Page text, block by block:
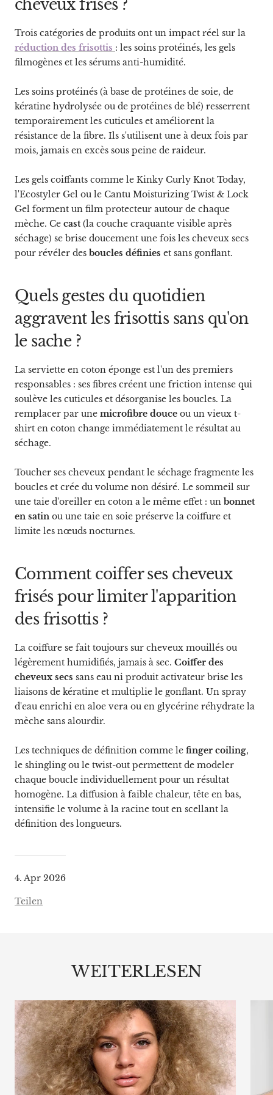
4. Apr 2026
Teilen
cheveux frisés ?
Trois catégories de produits ont un impact réel sur la
réduction des frisottis : les soins protéinés, les gels
filmogènes et les sérums anti-humidité.
Les soins protéinés (à base de protéines de soie, de
kératine hydrolysée ou de protéines de blé) resserrent
temporairement les cuticules et améliorent la
résistance de la fibre. Ils s'utilisent une à deux fois par
mois, jamais en excès sous peine de raideur.
Les gels coiffants comme le Kinky Curly Knot Today,
l'Ecostyler Gel ou le Cantu Moisturizing Twist & Lock
Gel forment un film protecteur autour de chaque
mèche. Ce cast (la couche craquante visible après
séchage) se brise doucement une fois les cheveux secs
pour révéler des boucles définies et sans gonflant.
Quels gestes du quotidien
aggravent les frisottis sans qu'on
le sache ?
La serviette en coton éponge est l'un des premiers
responsables : ses fibres créent une friction intense qui
soulève les cuticules et désorganise les boucles. La
remplacer par une microfibre douce ou un vieux t-
shirt en coton change immédiatement le résultat au
séchage.
Toucher ses cheveux pendant le séchage fragmente les
boucles et crée du volume non désiré. Le sommeil sur
une taie d'oreiller en coton a le même effet : un bonnet
en satin ou une taie en soie préserve la coiffure et
limite les nœuds nocturnes.
Comment coiffer ses cheveux
frisés pour limiter l'apparition
des frisottis ?
La coiffure se fait toujours sur cheveux mouillés ou
légèrement humidifiés, jamais à sec. Coiffer des
cheveux secs sans eau ni produit activateur brise les
liaisons de kératine et multiplie le gonflant. Un spray
d'eau enrichi en aloe vera ou en glycérine réhydrate la
mèche sans alourdir.
Les techniques de définition comme le finger coiling,
le shingling ou le twist-out permettent de modeler
chaque boucle individuellement pour un résultat
homogène. La diffusion à faible chaleur, tête en bas,
intensifie le volume à la racine tout en scellant la
définition des longueurs.
WEITERLESEN